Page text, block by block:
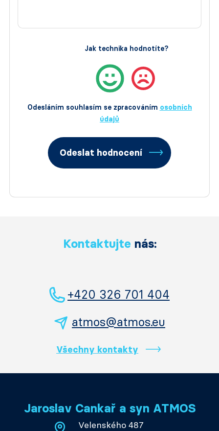
Odesláním souhlasím se zpracováním osobních
údajů
Jak technika hodnotíte?
Odeslat hodnocení
Kontaktujte nás:
+420 326 701 404
atmos@atmos.eu
Všechny kontakty
Jaroslav Cankař a syn ATMOS
Velenského 487